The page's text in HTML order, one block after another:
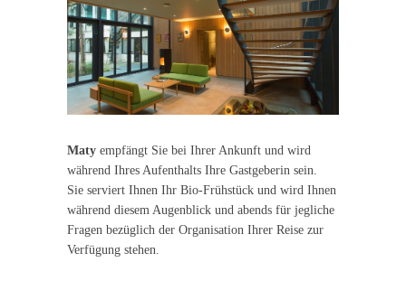
Maty empfängt Sie bei Ihrer Ankunft und wird
während Ihres Aufenthalts Ihre Gastgeberin sein.
Sie serviert Ihnen Ihr Bio-Frühstück und wird Ihnen
während diesem Augenblick und abends für jegliche
Fragen bezüglich der Organisation Ihrer Reise zur
Verfügung stehen.